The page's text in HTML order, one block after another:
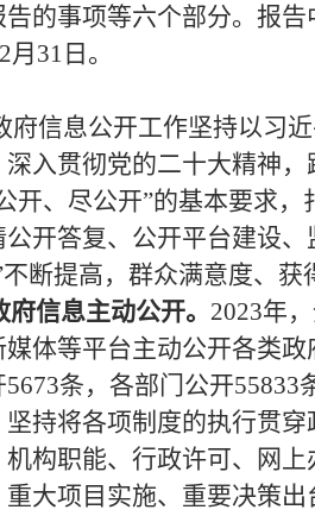
的事项等六个部分。报
31日。
府信息公开工作坚持以习
入贯彻党的二十大精神
开、 尽公开”的基本要求
开答复、公开平台建设
断提高，群众满意度、获
府信息主动公开。 2023年
体等平台主动公开各类政
5673条，各部门公开55833
持将各项制度的执行贯
构职能、行政许可、网
大项目实施、重要决策出